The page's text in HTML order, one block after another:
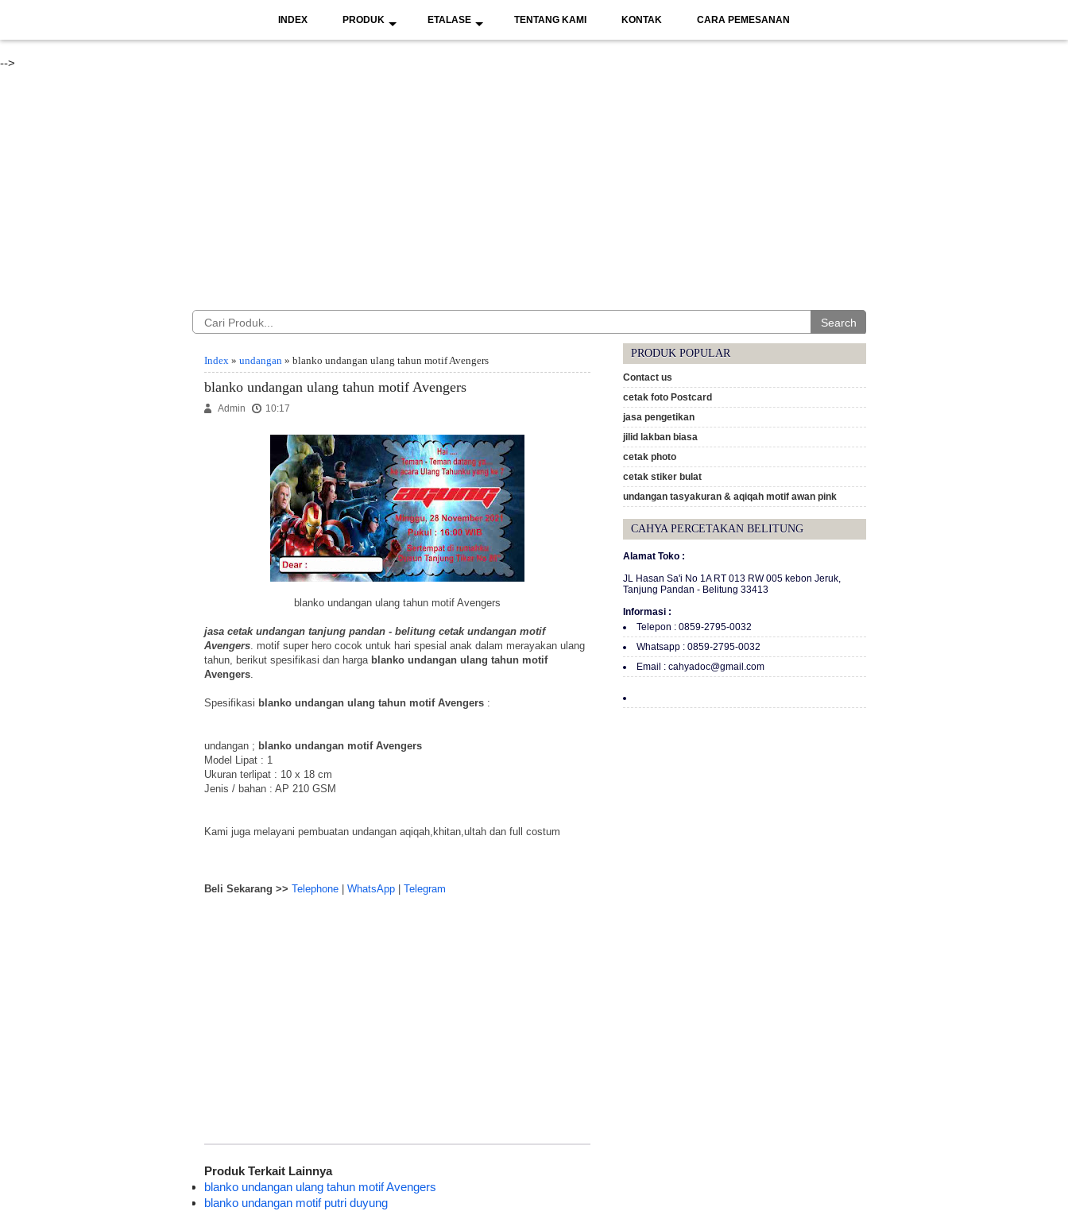
-->
INDEX PRODUK ETALASE TENTANG KAMI KONTAK CARA PEMESANAN
Search
Index » undangan » blanko undangan ulang tahun motif Avengers
blanko undangan ulang tahun motif Avengers
Admin 10:17
blanko undangan ulang tahun motif Avengers
jasa cetak undangan tanjung pandan - belitung cetak undangan motif
Avengers. motif super hero cocok untuk hari spesial anak dalam merayakan ulang
tahun, berikut spesifikasi dan harga blanko undangan ulang tahun motif
Avengers.
Spesifikasi blanko undangan ulang tahun motif Avengers :
undangan ; blanko undangan motif Avengers
Model Lipat : 1
Ukuran terlipat : 10 x 18 cm
Jenis / bahan : AP 210 GSM
Kami juga melayani pembuatan undangan aqiqah,khitan,ultah dan full costum
Beli Sekarang >> Telephone WhatsApp Telegram
Produk Terkait Lainnya
blanko undangan ulang tahun motif Avengers
blanko undangan motif putri duyung
PRODUK POPULAR
Contact us
cetak foto Postcard
jasa pengetikan
jilid lakban biasa
cetak photo
cetak stiker bulat
undangan tasyakuran & aqiqah motif awan pink
CAHYA PERCETAKAN BELITUNG
Alamat Toko :
JL Hasan Sa'i No 1A RT 013 RW 005 kebon Jeruk,
Tanjung Pandan - Belitung 33413
Informasi :
Telepon : 0859-2795-0032
Whatsapp : 0859-2795-0032
Email : cahyadoc@gmail.com